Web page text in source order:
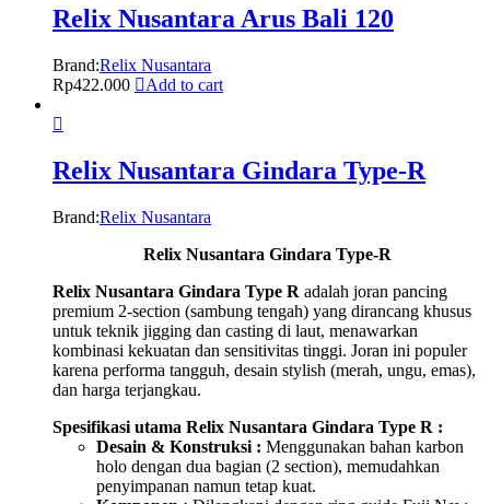
Relix Nusantara Arus Bali 120
Brand:Relix Nusantara
Rp422.000 Add to cart
Relix Nusantara Gindara Type-R
Brand:Relix Nusantara
Relix Nusantara Gindara Type-R
Relix Nusantara Gindara Type R adalah joran pancing
premium 2-section (sambung tengah) yang dirancang khusus
untuk teknik jigging dan casting di laut, menawarkan
kombinasi kekuatan dan sensitivitas tinggi. Joran ini populer
karena performa tangguh, desain stylish (merah, ungu, emas),
dan harga terjangkau.
Spesifikasi utama Relix Nusantara Gindara Type R :
Desain & Konstruksi : Menggunakan bahan karbon
holo dengan dua bagian (2 section), memudahkan
penyimpanan namun tetap kuat.